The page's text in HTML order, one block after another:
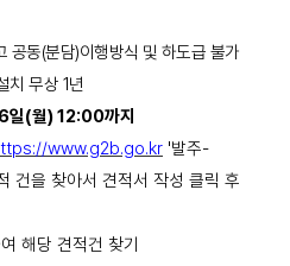
공동(분담)이행방식 및 하도급 불가
치 무상 1년
6일(월) 12:00까지
www.g2b.go.kr '발주-
건을 찾아서 견적서 작성 클릭 후
해당 견적건 찾기